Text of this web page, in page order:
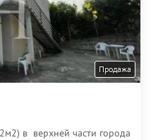
Продажа
в верхней части города